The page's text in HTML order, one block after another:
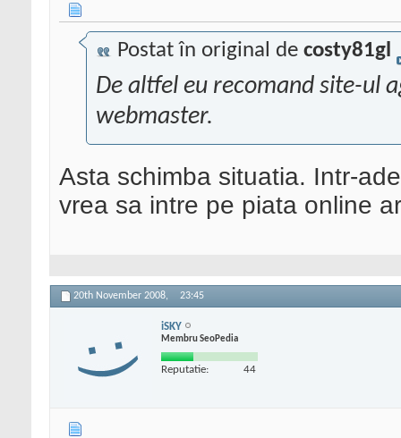
Postat în original de costy81gl
De altfel eu recomand site-ul
webmaster.
Asta schimba situatia. Intr-
vrea sa intre pe piata online
20th November 2008, 23:45
iSKY
Membru SeoPedia
Reputatie: 44